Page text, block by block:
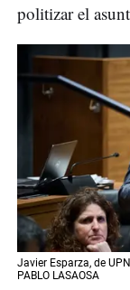
politizar el
Javier Esparza, de
PABLO LASAOSA